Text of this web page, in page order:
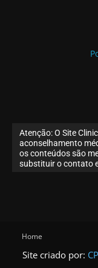
Atenção: O Site
aconselhamento
os conteúdos são
substituir o contato
Home
Site criado por: